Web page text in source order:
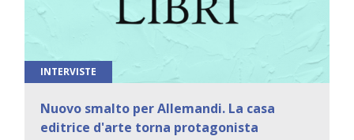
INTERVISTE
Nuovo smalto per Allemandi. La casa
editrice d'arte torna protagonista